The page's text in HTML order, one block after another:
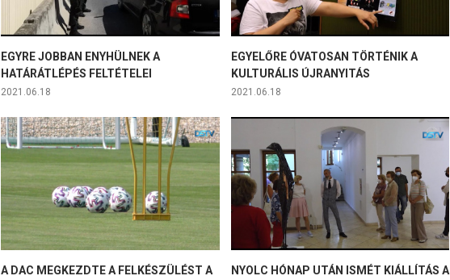
EGYRE JOBBAN ENYHÜLNEK A
HATÁRÁTLÉPÉS FELTÉTELEI
2021.06.18
EGYELŐRE ÓVATOSAN TÖRTÉNIK A
KULTURÁLIS ÚJRANYITÁS
2021.06.18
A DAC MEGKEZDTE A FELKÉSZÜLÉST A
NYOLC HÓNAP UTÁN ISMÉT KIÁLLÍTÁS A